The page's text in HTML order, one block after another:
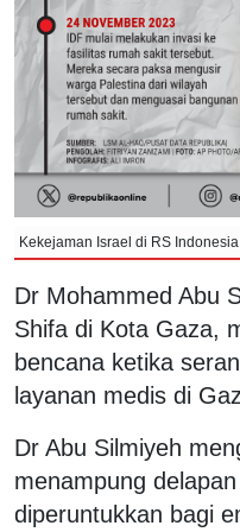
Kekejaman Israel di RS
Dr Mohammed Abu
Shifa di Kota Gaza,
bencana ketika
layanan medis di
Dr Abu Silmiyeh
menampung
diperuntukkan bagi